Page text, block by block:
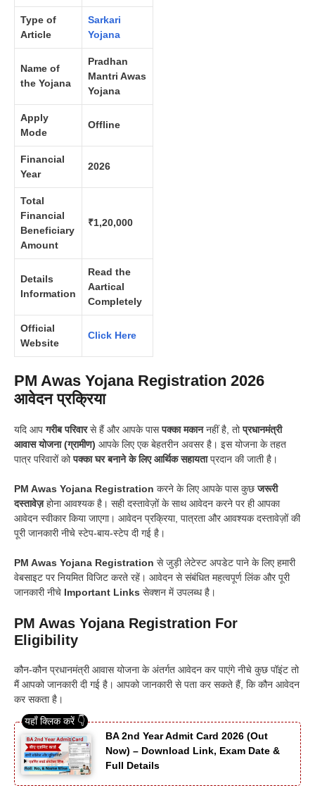
Type of
Article
Sarkari
Yojana
Name of
the Yojana
Pradhan
Mantri Awas
Yojana
Apply
Mode
Offline
Financial
Year
2026
Total
Financial
Beneficiary
Amount
₹1,20,000
Details
Information
Read the
Aartical
Completely
Official
Website
Click Here
PM Awas Yojana Registration 2026
आवेदन प्रक्रिया
यदि आपगरीब परिवारसे हैं और आपके पासपक्का मकाननहीं है, तोप्रधानमंत्री
आवास योजना (ग्रामीण) आपके लिए एक बेहतरीन अवसर है। इस योजना के तहत
पात्र परिवारों कोपक्का घर बनाने के लिए आर्थिक सहायताप्रदान की जाती है।
PM Awas Yojana Registration करने के लिए आपके पास कुछजरूरी
दस्तावेज़होना आवश्यक है। सही दस्तावेज़ों के साथ आवेदन करने पर ही आपका
आवेदन स्वीकार किया जाएगा। आवेदन प्रक्रिया, पात्रता और आवश्यक दस्तावेज़ों की
पूरी जानकारी नीचे स्टेप-बाय-स्टेप दी गई है।
PM Awas Yojana Registration से जुड़ी लेटेस्ट अपडेट पाने के लिए हमारी
वेबसाइट पर नियमित विजिट करते रहें। आवेदन से संबंधित महत्वपूर्ण लिंक और पूरी
जानकारी नीचे Important Links सेक्शन में उपलब्ध है।
PM Awas Yojana Registration For
Eligibility
कौन-कौन प्रधानमंत्री आवास योजना के अंतर्गत आवेदन कर पाएंगे नीचे कुछ पॉइंट तो
मैं आपको जानकारी दी गई है। आपको जानकारी से पता कर सकते हैं, कि कौन आवेदन
कर सकता है।
BA 2nd Year Admit Card 2026 (Out
Now) – Download Link, Exam Date &
Full Details